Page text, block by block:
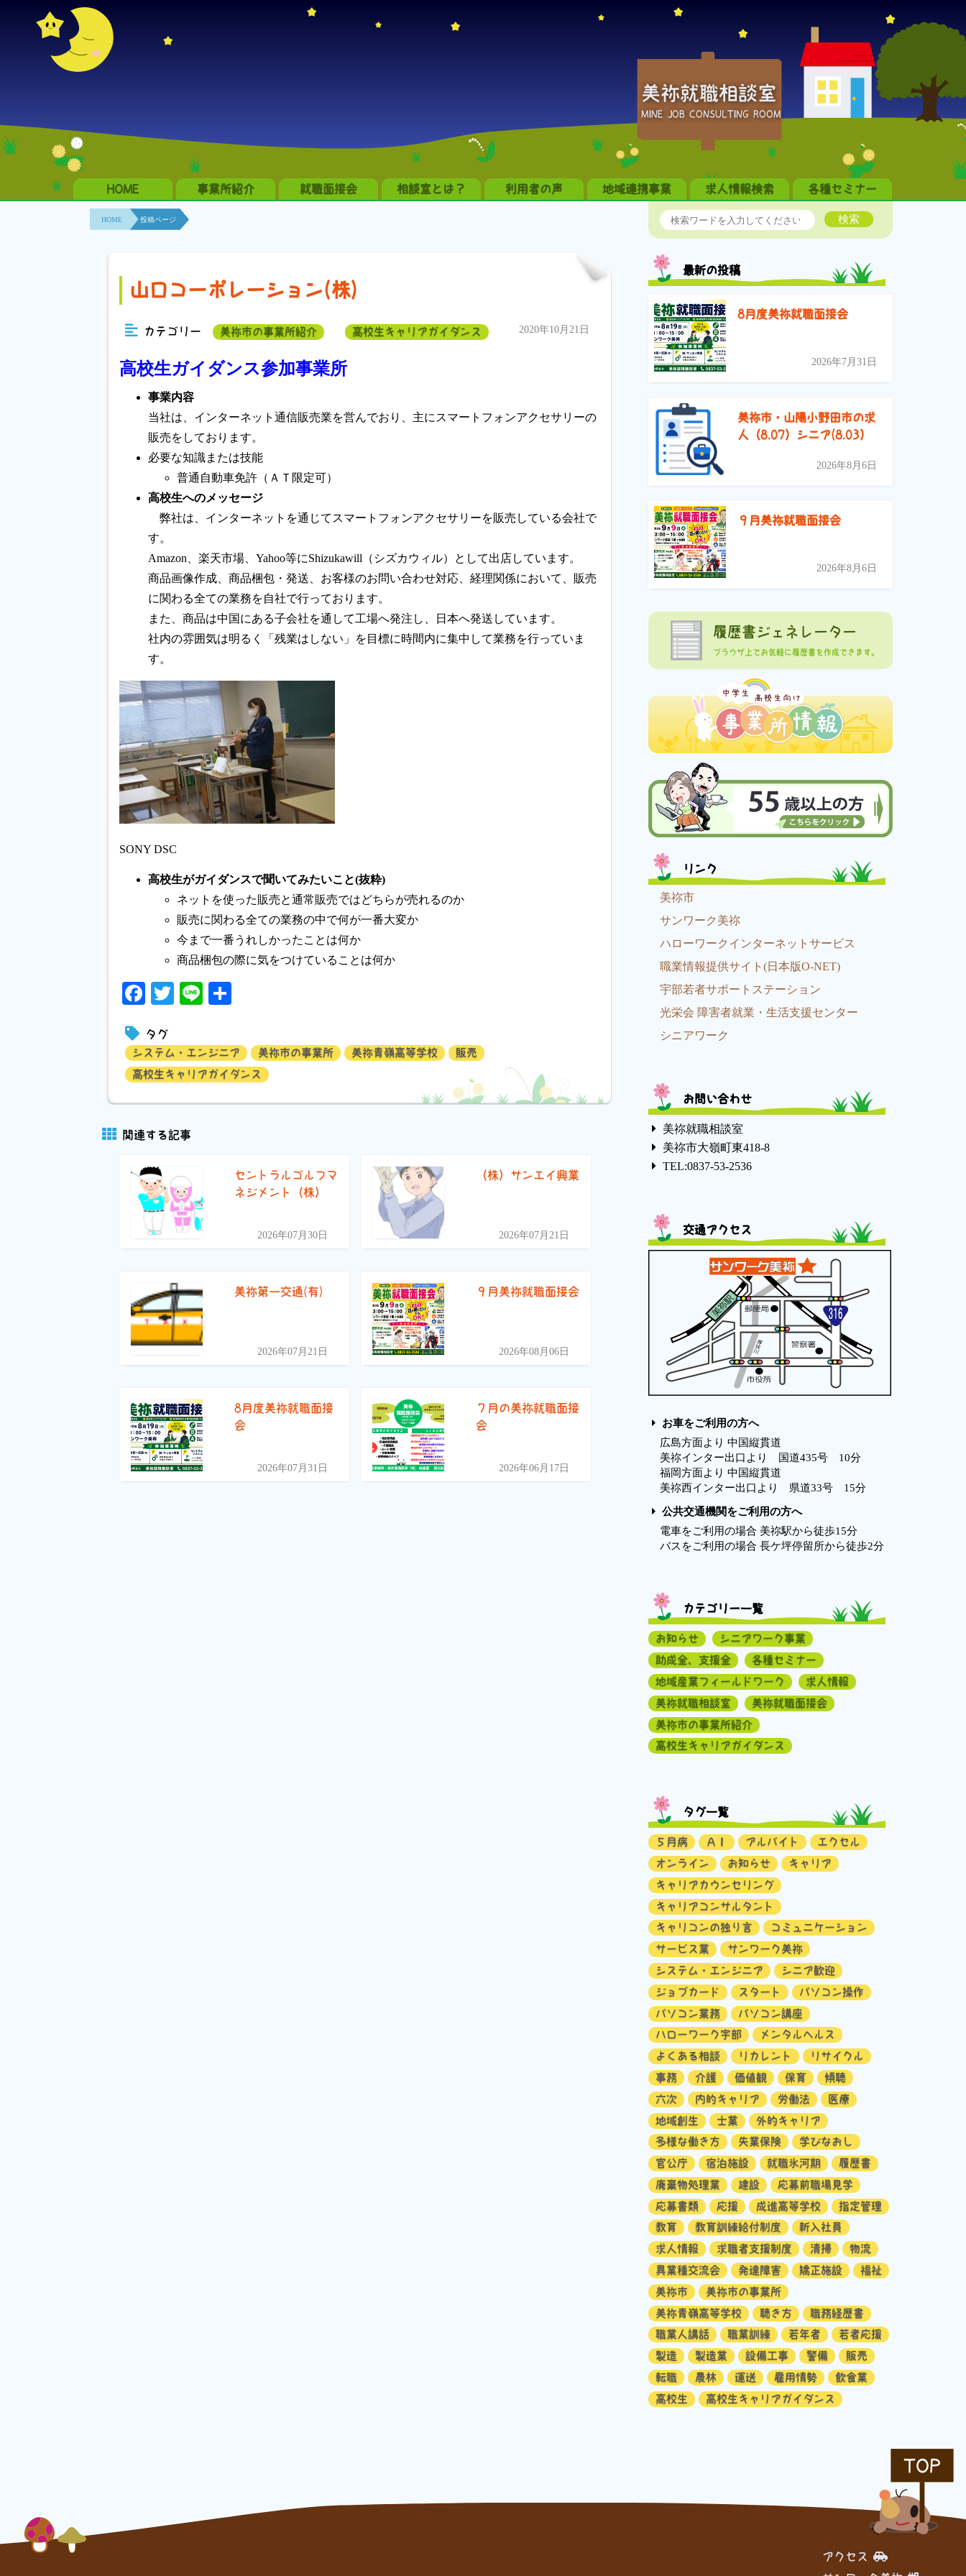
美祢就職相談室
MINE JOB CONSULTING ROOM
HOME 事業所紹介 就職面接会 相談室とは？ 利用者の声 地域連携事業 求人情報検索 各種セミナー
HOME 投稿ページ
山口コーポレーション(株)
カテゴリー 美祢市の事業所紹介 高校生キャリアガイダンス 2020年10月21日
高校生ガイダンス参加事業所
事業内容
当社は、インターネット通信販売業を営んでおり、主にスマートフォンアクセサリーの
販売をしております。
必要な知識または技能
普通自動車免許（ＡＴ限定可）
高校生へのメッセージ
弊社は、インターネットを通じてスマートフォンアクセサリーを販売している会社で
す。
Amazon、楽天市場、Yahoo等にShizukawill（シズカウィル）として出店しています。
商品画像作成、商品梱包・発送、お客様のお問い合わせ対応、経理関係において、販売
に関わる全ての業務を自社で行っております。
また、商品は中国にある子会社を通して工場へ発注し、日本へ発送しています。
社内の雰囲気は明るく「残業はしない」を目標に時間内に集中して業務を行っていま
す。
SONY DSC
高校生がガイダンスで聞いてみたいこと(抜粋)
ネットを使った販売と通常販売ではどちらが売れるのか
販売に関わる全ての業務の中で何が一番大変か
今まで一番うれしかったことは何か
商品梱包の際に気をつけていることは何か
Facebook
Twitter
Line
タグ
システム・エンジニア 美祢市の事業所 美祢青嶺高等学校
販売
高校生キャリアガイダンス
関連する記事
セントラルゴルフマ
ネジメント（株）
2026年07月30日
（株）サンエイ興業
2026年07月21日
美祢第一交通(有)
2026年07月21日
９月美祢就職面接会
2026年08月06日
8月度美祢就職面接
会
2026年07月31日
７月の美祢就職面接
会
2026年06月17日
検索
最新の投稿
8月度美祢就職面接会
2026年7月31日
美祢市・山陽小野田市の求
人（8.07）シニア(8.03）
2026年8月6日
９月美祢就職面接会
2026年8月6日
履歴書ジェネレーター
ブラウザ上でお気軽に履歴書を作成できます。
リンク
美祢市
サンワーク美祢
ハローワークインターネットサービス
職業情報提供サイト(日本版O-NET)
宇部若者サポートステーション
光栄会 障害者就業・生活支援センター
シニアワーク
お問い合わせ
美祢就職相談室
美祢市大嶺町東418-8
TEL:0837-53-2536
交通アクセス
お車をご利用の方へ
広島方面より 中国縦貫道
美祢インター出口より 国道435号 10分
福岡方面より 中国縦貫道
美祢西インター出口より 県道33号 15分
公共交通機関をご利用の方へ
電車をご利用の場合 美祢駅から徒歩15分
バスをご利用の場合 長ケ坪停留所から徒歩2分
カテゴリー一覧
お知らせ
シニアワーク事業
助成金、支援金
各種セミナー
地域産業フィールドワーク
求人情報
美祢就職相談室
美祢就職面接会
美祢市の事業所紹介
高校生キャリアガイダンス
タグ一覧
５月病 ＡＩ アルバイト
エクセル
オンライン
お知らせ
キャリア
キャリアカウンセリング
キャリアコンサルタント
キャリコンの独り言
コミュニケーション
サービス業
サンワーク美祢
システム・エンジニア
シニア歓迎
ジョブカード
スタート
パソコン操作
パソコン業務
パソコン講座
ハローワーク宇部
メンタルヘルス
よくある相談
リカレント
リサイクル
事務
介護 価値観 保育
傾聴
六次
内的キャリア 労働法
医療
地域創生
士業
外的キャリア
多様な働き方
失業保険
学びなおし
官公庁
宿泊施設 就職氷河期
履歴書
廃棄物処理業
建設
応募前職場見学
応募書類
応援 成進高等学校
指定管理
教育
教育訓練給付制度
新入社員
求人情報
求職者支援制度 清掃
物流
異業種交流会
発達障害 矯正施設
福祉
美祢市
美祢市の事業所
美祢青嶺高等学校
聴き方
職務経歴書
職業人講話
職業訓練 若年者
若者応援
製造
製造業 設備工事 警備
販売
転職
農林 運送 雇用情勢
飲食業
高校生
高校生キャリアガイダンス
TOP
アクセス